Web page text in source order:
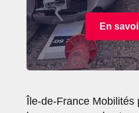
En
Île-de-France Mobilités